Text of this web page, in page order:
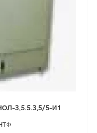
3,5.5.3,5/5-И1